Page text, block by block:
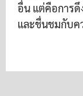
อื่น แต่คือการดึ
และชื่นชมกับค